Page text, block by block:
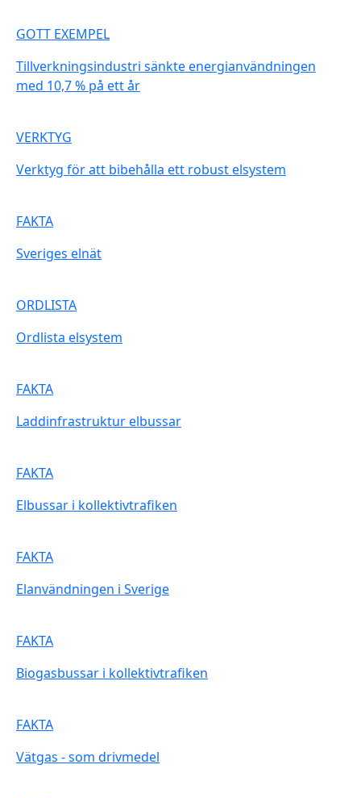
GOTT EXEMPEL
Tillverkningsindustri sänkte energianvändningen
med 10,7 % på ett år
VERKTYG
Verktyg för att bibehålla ett robust elsystem
FAKTA
Sveriges elnät
ORDLISTA
Ordlista elsystem
FAKTA
Laddinfrastruktur elbussar
FAKTA
Elbussar i kollektivtrafiken
FAKTA
Elanvändningen i Sverige
FAKTA
Biogasbussar i kollektivtrafiken
FAKTA
Vätgas - som drivmedel